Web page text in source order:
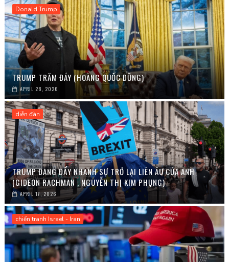
Donald Trump
TRUMP TRĂM ĐÁY (HOÀNG QUỐC DŨNG)
APRIL 28, 2026
diễn đàn
TRUMP ĐANG ĐẨY NHANH SỰ TRỞ LẠI LIÊN ÂU CỦA ANH
(GIDEON RACHMAN , NGUYỄN THỊ KIM PHỤNG)
APRIL 17, 2026
chiến tranh Israel - Iran